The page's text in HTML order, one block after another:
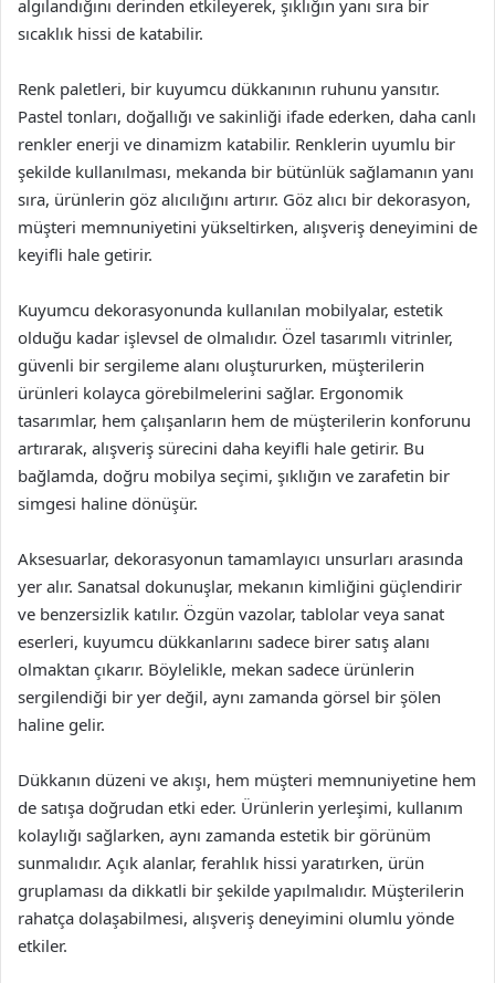
algılandığını derinden etkileyerek, şıklığın yanı sıra bir
sıcaklık hissi de katabilir.
Renk paletleri, bir kuyumcu dükkanının ruhunu yansıtır.
Pastel tonları, doğallığı ve sakinliği ifade ederken, daha canlı
renkler enerji ve dinamizm katabilir. Renklerin uyumlu bir
şekilde kullanılması, mekanda bir bütünlük sağlamanın yanı
sıra, ürünlerin göz alıcılığını artırır. Göz alıcı bir dekorasyon,
müşteri memnuniyetini yükseltirken, alışveriş deneyimini de
keyifli hale getirir.
Kuyumcu dekorasyonunda kullanılan mobilyalar, estetik
olduğu kadar işlevsel de olmalıdır. Özel tasarımlı vitrinler,
güvenli bir sergileme alanı oluştururken, müşterilerin
ürünleri kolayca görebilmelerini sağlar. Ergonomik
tasarımlar, hem çalışanların hem de müşterilerin konforunu
artırarak, alışveriş sürecini daha keyifli hale getirir. Bu
bağlamda, doğru mobilya seçimi, şıklığın ve zarafetin bir
simgesi haline dönüşür.
Aksesuarlar, dekorasyonun tamamlayıcı unsurları arasında
yer alır. Sanatsal dokunuşlar, mekanın kimliğini güçlendirir
ve benzersizlik katılır. Özgün vazolar, tablolar veya sanat
eserleri, kuyumcu dükkanlarını sadece birer satış alanı
olmaktan çıkarır. Böylelikle, mekan sadece ürünlerin
sergilendiği bir yer değil, aynı zamanda görsel bir şölen
haline gelir.
Dükkanın düzeni ve akışı, hem müşteri memnuniyetine hem
de satışa doğrudan etki eder. Ürünlerin yerleşimi, kullanım
kolaylığı sağlarken, aynı zamanda estetik bir görünüm
sunmalıdır. Açık alanlar, ferahlık hissi yaratırken, ürün
gruplaması da dikkatli bir şekilde yapılmalıdır. Müşterilerin
rahatça dolaşabilmesi, alışveriş deneyimini olumlu yönde
etkiler.